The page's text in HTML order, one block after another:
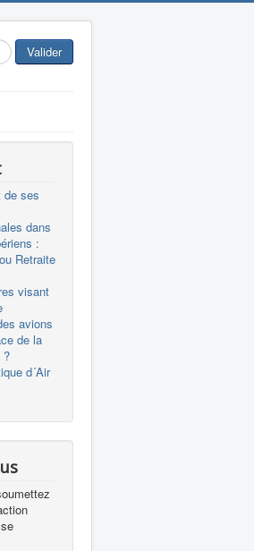
Valider
de ses
dans
:
Retraite
visant
avions
de la
?
d´Air